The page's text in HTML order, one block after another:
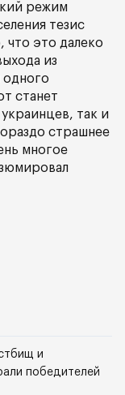
режим
тезис
что это далеко
из
одного
станет
так и
страшнее
многое
и
победителей